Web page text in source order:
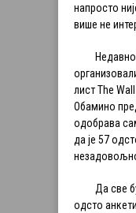
напросто
више не
Недавно
лист The
Обамино
одобрава
да је 57
Да све
одсто